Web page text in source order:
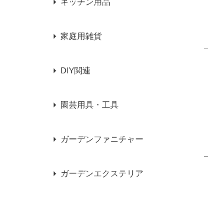
キッチン用品
家庭用雑貨
DIY関連
園芸用具・工具
ガーデンファニチャー
ガーデンエクステリア